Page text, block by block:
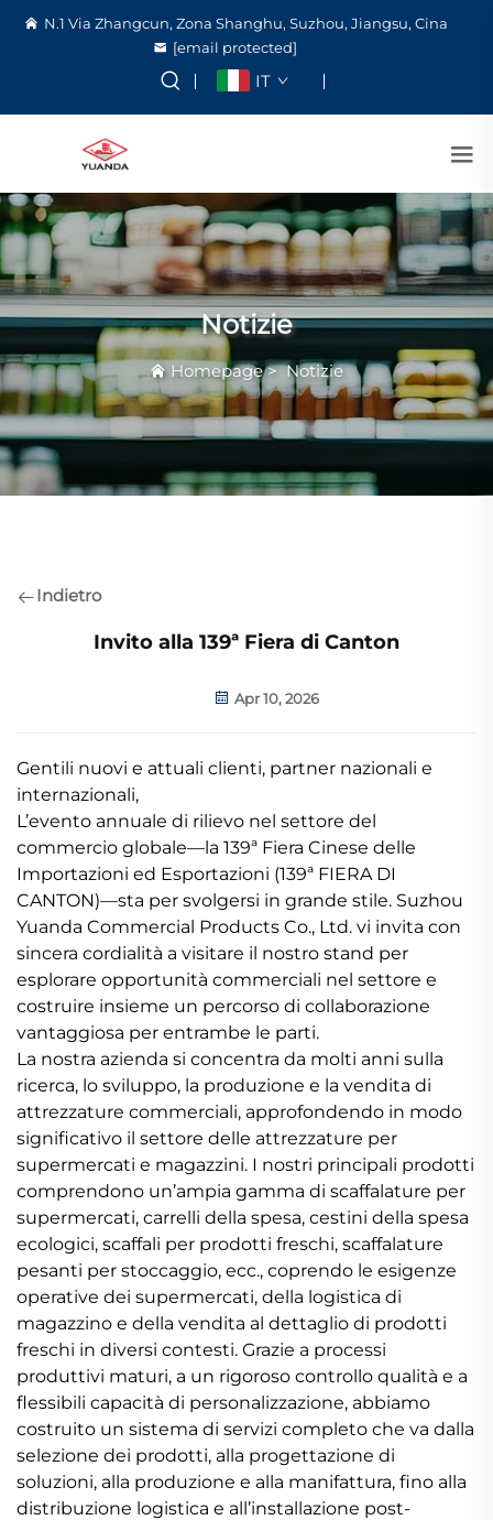
N.1 Via Zhangcun, Zona Shanghu, Suzhou, Jiangsu, Cina
[email protected]
IT
Notizie
Homepage>Notizie
Indietro
Invito alla 139ª Fiera di Canton
Apr 10, 2026
Gentili nuovi e attuali clienti, partner nazionali e
internazionali,
L’evento annuale di rilievo nel settore del
commercio globale—la 139ª Fiera Cinese delle
Importazioni ed Esportazioni (139ª FIERA DI
CANTON)—sta per svolgersi in grande stile. Suzhou
Yuanda Commercial Products Co., Ltd. vi invita con
sincera cordialità a visitare il nostro stand per
esplorare opportunità commerciali nel settore e
costruire insieme un percorso di collaborazione
vantaggiosa per entrambe le parti.
La nostra azienda si concentra da molti anni sulla
ricerca, lo sviluppo, la produzione e la vendita di
attrezzature commerciali, approfondendo in modo
significativo il settore delle attrezzature per
supermercati e magazzini. I nostri principali prodotti
comprendono un’ampia gamma di scaffalature per
supermercati, carrelli della spesa, cestini della spesa
ecologici, scaffali per prodotti freschi, scaffalature
pesanti per stoccaggio, ecc., coprendo le esigenze
operative dei supermercati, della logistica di
magazzino e della vendita al dettaglio di prodotti
freschi in diversi contesti. Grazie a processi
produttivi maturi, a un rigoroso controllo qualità e a
flessibili capacità di personalizzazione, abbiamo
costruito un sistema di servizi completo che va dalla
selezione dei prodotti, alla progettazione di
soluzioni, alla produzione e alla manifattura, fino alla
distribuzione logistica e all’installazione post-